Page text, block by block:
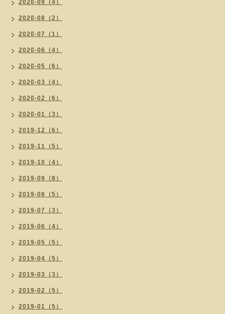
2020-09（4）
2020-08（2）
2020-07（1）
2020-06（4）
2020-05（6）
2020-03（4）
2020-02（6）
2020-01（3）
2019-12（6）
2019-11（5）
2019-10（4）
2019-09（8）
2019-08（5）
2019-07（3）
2019-06（4）
2019-05（5）
2019-04（5）
2019-03（3）
2019-02（5）
2019-01（5）